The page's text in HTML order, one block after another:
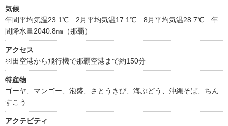
気候
年間平均気温23.1℃ 2月平均気温17.1℃ 8月平均気温28.7℃ 年
間降水量2040.8㎜（那覇）
アクセス
羽田空港から飛行機で那覇空港まで約150分
特産物
ゴーヤ、マンゴー、泡盛、さとうきび、海ぶどう、沖縄そば、ちん
すこう
アクテビティ